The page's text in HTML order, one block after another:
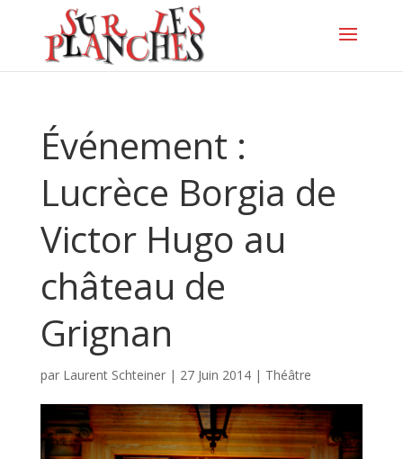
Événement :
Lucrèce Borgia de
Victor Hugo au
château de
Grignan
par Laurent Schteiner| 27 Juin 2014| Théâtre